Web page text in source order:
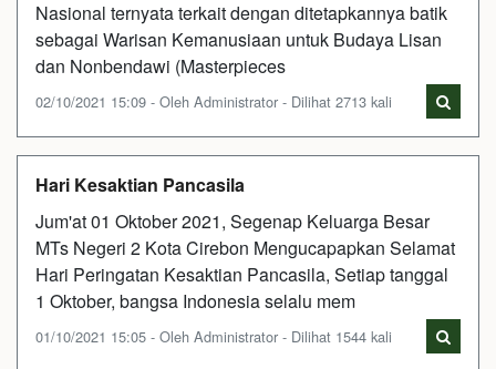
Nasional ternyata terkait dengan ditetapkannya batik
sebagai Warisan Kemanusiaan untuk Budaya Lisan
dan Nonbendawi (Masterpieces
02/10/2021 15:09 - Oleh Administrator - Dilihat 2713 kali
Hari Kesaktian Pancasila
Jum'at 01 Oktober 2021, Segenap Keluarga Besar
MTs Negeri 2 Kota Cirebon Mengucapapkan Selamat
Hari Peringatan Kesaktian Pancasila, Setiap tanggal
1 Oktober, bangsa Indonesia selalu mem
01/10/2021 15:05 - Oleh Administrator - Dilihat 1544 kali